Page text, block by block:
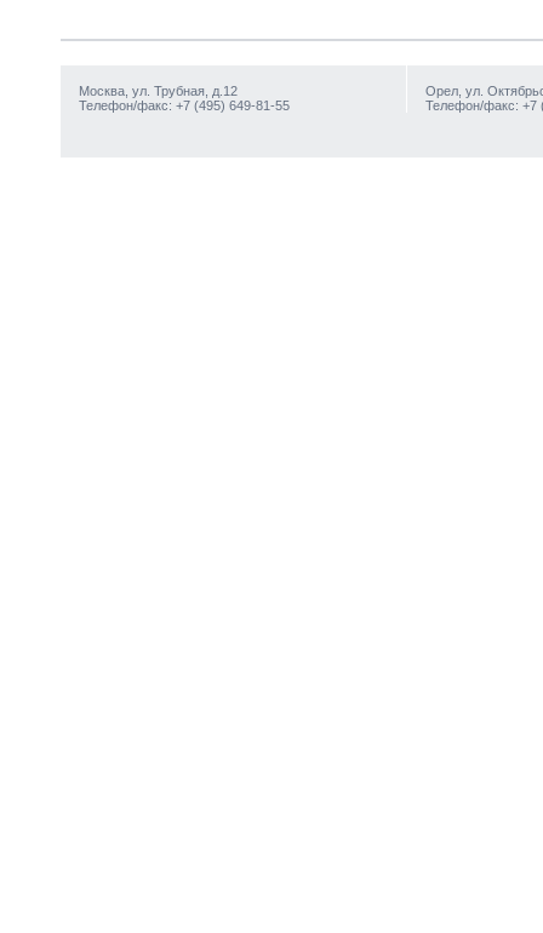
Москва, ул. Трубная, д.12
Телефон/факс: +7 (495) 649-81-55
Орел, ул.
Телефон/факс: +7